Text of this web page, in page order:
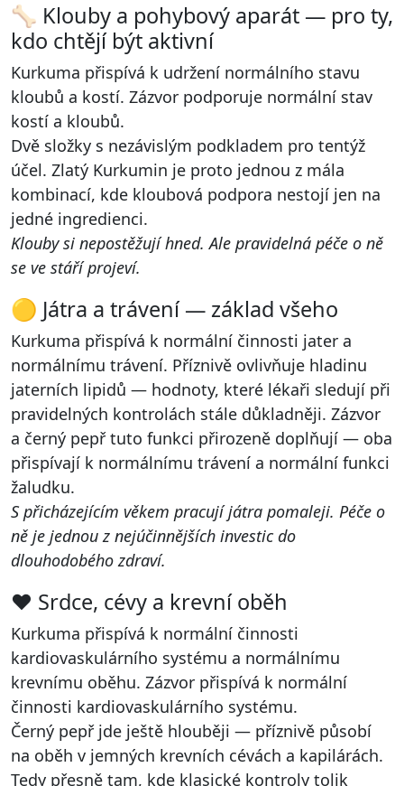
🦴 Klouby a pohybový aparát — pro ty,
kdo chtějí být aktivní
Kurkuma přispívá k udržení normálního stavu
kloubů a kostí. Zázvor podporuje normální stav
kostí a kloubů.
Dvě složky s nezávislým podkladem pro tentýž
účel. Zlatý Kurkumin je proto jednou z mála
kombinací, kde kloubová podpora nestojí jen na
jedné ingredienci.
Klouby si nepostěžují hned. Ale pravidelná péče o ně
se ve stáří projeví.
🟡 Játra a trávení — základ všeho
Kurkuma přispívá k normální činnosti jater a
normálnímu trávení. Příznivě ovlivňuje hladinu
jaterních lipidů — hodnoty, které lékaři sledují při
pravidelných kontrolách stále důkladněji. Zázvor
a černý pepř tuto funkci přirozeně doplňují — oba
přispívají k normálnímu trávení a normální funkci
žaludku.
S přicházejícím věkem pracují játra pomaleji. Péče o
ně je jednou z nejúčinnějších investic do
dlouhodobého zdraví.
❤️ Srdce, cévy a krevní oběh
Kurkuma přispívá k normální činnosti
kardiovaskulárního systému a normálnímu
krevnímu oběhu. Zázvor přispívá k normální
činnosti kardiovaskulárního systému.
Černý pepř jde ještě hlouběji — příznivě působí
na oběh v jemných krevních cévách a kapilárách.
Tedy přesně tam, kde klasické kontroly tolik